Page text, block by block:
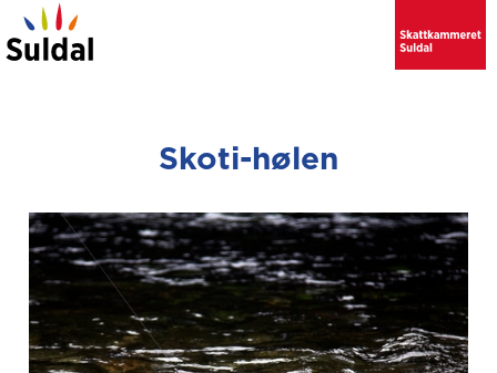
Skoti-hølen